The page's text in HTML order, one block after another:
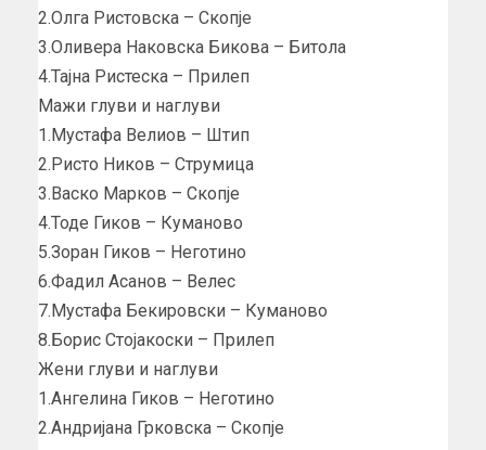
2.Олга Ристовска – Скопје
3.Оливера Наковска Бикова – Битола
4.Тајна Ристеска – Прилеп
Мажи глуви и наглуви
1.Мустафа Велиов – Штип
2.Ристо Ников – Струмица
3.Васко Марков – Скопје
4.Тоде Гиков – Куманово
5.Зоран Гиков – Неготино
6.Фадил Асанов – Велес
7.Мустафа Бекировски – Куманово
8.Борис Стојакоски – Прилеп
Жени глуви и наглуви
1.Ангелина Гиков – Неготино
2.Андријана Грковска – Скопје